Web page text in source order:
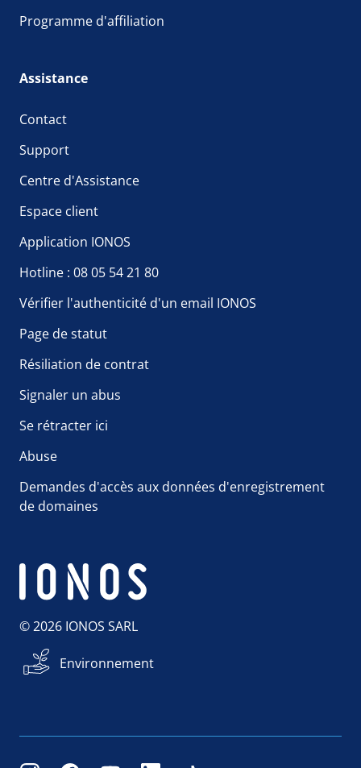
Programme d'affiliation
Assistance
Contact
Support
Centre d'Assistance
Espace client
Application IONOS
Hotline : 08 05 54 21 80
Vérifier l'authenticité d'un email IONOS
Page de statut
Résiliation de contrat
Signaler un abus
Se rétracter ici
Abuse
Demandes d'accès aux données d'enregistrement
de domaines
© 2026 IONOS SARL
Environnement